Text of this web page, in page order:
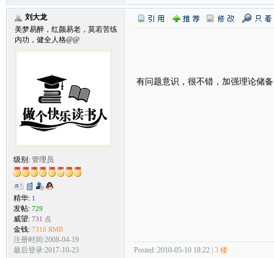
刘大龙
美梦易醉，红颜易老，莫若苦练
内功，健全人格@@
级别: 管理员
精华: 1
发帖: 729
威望: 731 点
金钱: 7310 RMB
注册时间:2008-04-19
最后登录:2017-10-23
有问题意识，很不错，加强理论储
Posted: 2010-05-10 18:22 | 3 楼